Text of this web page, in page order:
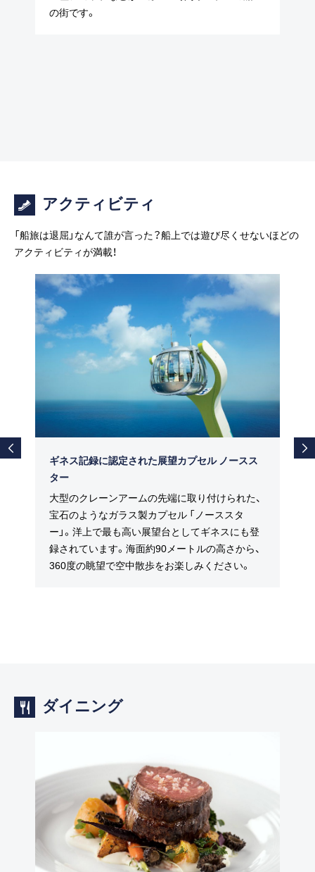
の街です。
アクティビティ
「船旅は退屈」なんて誰が言った？船上では遊び尽くせないほどの
アクティビティが満載！
ギネス記録に認定された展望カプセル ノースス
ター
大型のクレーンアームの先端に取り付けられた、
宝石のようなガラス製カプセル 「ノーススタ
ー」。洋上で最も高い展望台としてギネスにも登
録されています。海面約90メートルの高さから、
360度の眺望で空中散歩をお楽しみください。
ダイニング